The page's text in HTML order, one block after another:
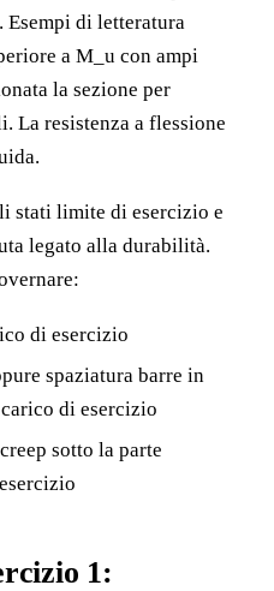
Esempi di letteratura
a M_u con ampi
la sezione per
La resistenza a flessione
stati limite di esercizio e
legato alla durabilità.
di esercizio
spaziatura barre in
di esercizio
sotto la parte
1: